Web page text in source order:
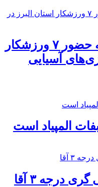
۲ مدال برنز نتیجه حضور ۷ ورزشکار
آسیایی
المپیاد است
درجه ۳ آقا